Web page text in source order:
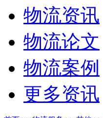
物流资讯
物流论文
物流案例
更多资讯